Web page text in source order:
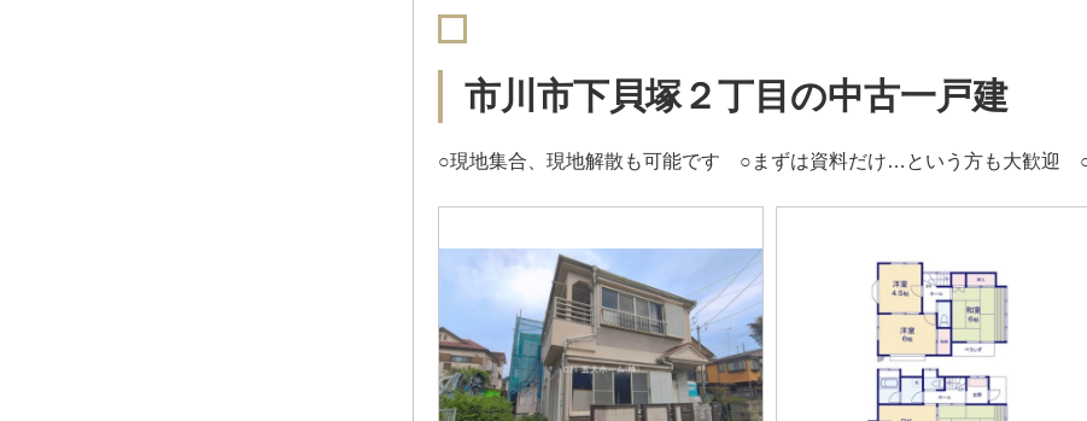
市川市下貝塚２丁目の中古一戸建
○現地集合、現地解散も可能です ○まずは資料だけ…という方も大歓迎